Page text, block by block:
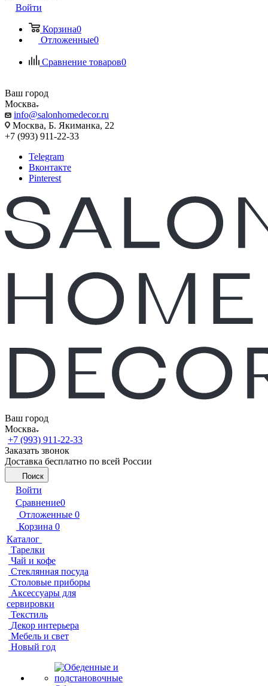
Войти
Корзина0
Отложенные0
Сравнение товаров0
Ваш город
Москва
info@salonhomedecor.ru
Москва, Б. Якиманка, 22
+7 (993) 911-22-33
Telegram
Вконтакте
Pinterest
Ваш город
Москва
+7 (993) 911-22-33
Заказать звонок
Доставка бесплатно по всей России
Поиск
Войти
Сравнение0
Отложенные 0
Корзина 0
Каталог
Тарелки
Чай и кофе
Стеклянная посуда
Столовые приборы
Аксессуары для
сервировки
Текстиль
Декор интерьера
Мебель и свет
Новый год